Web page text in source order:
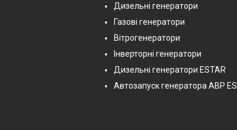
Дизельні генератори
Газові генератори
Вітрогенератори
Інверторні генератори
Дизельні генератори ESTAR
Автозапуск генератора АВР